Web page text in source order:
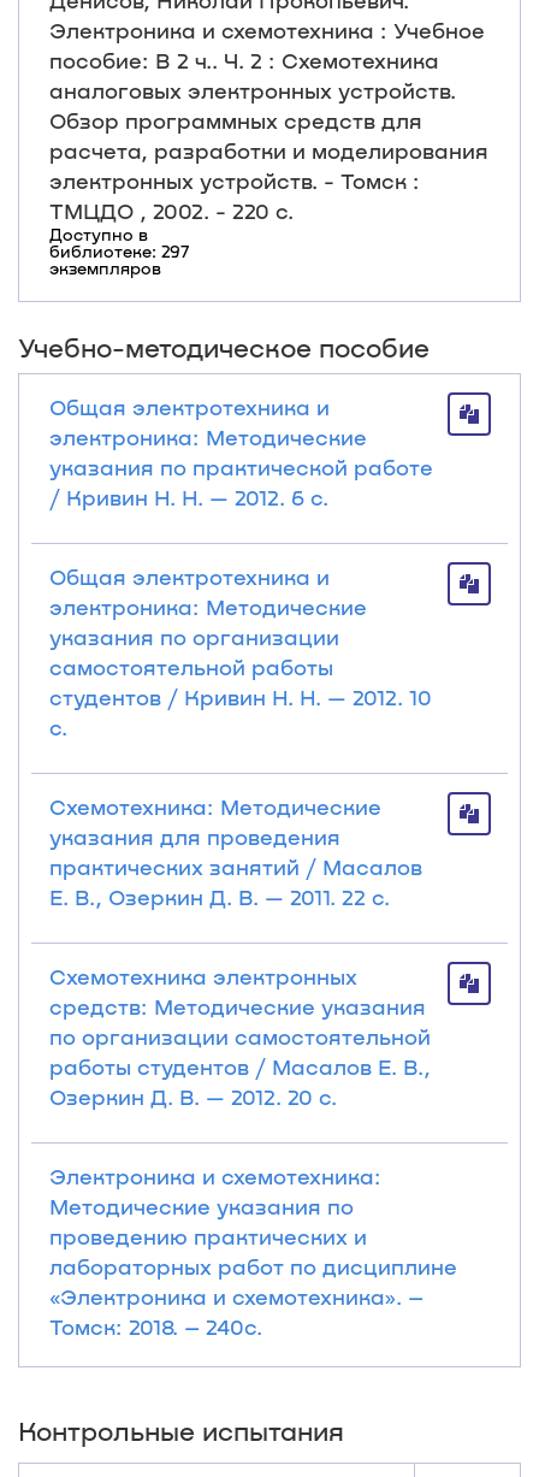
Электроника и схемотехника : Учебное
пособие: В 2 ч.. Ч. 2 : Схемотехника
аналоговых электронных устройств.
Обзор программных средств для
расчета, разработки и моделирования
электронных устройств. - Томск :
ТМЦДО , 2002. - 220 с.
Доступно в
библиотеке: 297
экземпляров
Учебно-методическое пособие
Общая электротехника и
электроника: Методические
указания по практической работе
/ Кривин Н. Н. — 2012. 6 с.
Общая электротехника и
электроника: Методические
указания по организации
самостоятельной работы
студентов / Кривин Н. Н. — 2012. 10
с.
Схемотехника: Методические
указания для проведения
практических занятий / Масалов
Е. В., Озеркин Д. В. — 2011. 22 с.
Схемотехника электронных
средств: Методические указания
по организации самостоятельной
работы студентов / Масалов Е. В.,
Озеркин Д. В. — 2012. 20 с.
Электроника и схемотехника:
Методические указания по
проведению практических и
лабораторных работ по дисциплине
«Электроника и схемотехника». –
Томск: 2018. – 240с.
Контрольные испытания